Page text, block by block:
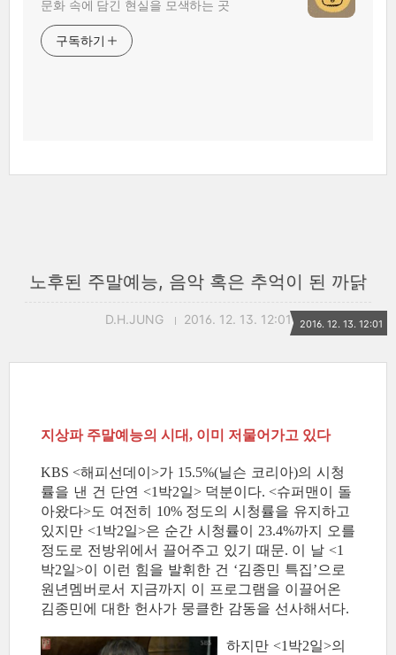
문화 속에 담긴 현실을 모색하는 곳
구독하기
노후된 주말예능, 음악 혹은 추억이 된 까닭
D.H.JUNG 2016. 12. 13. 12:01 2016. 12. 13. 12:01
지상파 주말예능의 시대, 이미 저물어가고 있다
KBS <해피선데이>가 15.5%(닐슨 코리아)의 시청
률을 낸 건 단연 <1 박2일> 덕분이다. <슈퍼맨이 돌
아왔다>도 여전히 10% 정도의 시청률을 유지하고
있지만 <1 박2일>은 순간 시청률이 23.4%까지 오를
정도로 전방위에서 끌어주고 있기 때문. 이 날 <1
박2일>이 이런 힘을 발휘한 건 ‘김종민 특집’으로
원년멤버로서 지금까지 이 프로그램을 이끌어온
김종민에 대한 헌사가 뭉클한 감동을 선사해서다.
하지만 <1 박2일>의